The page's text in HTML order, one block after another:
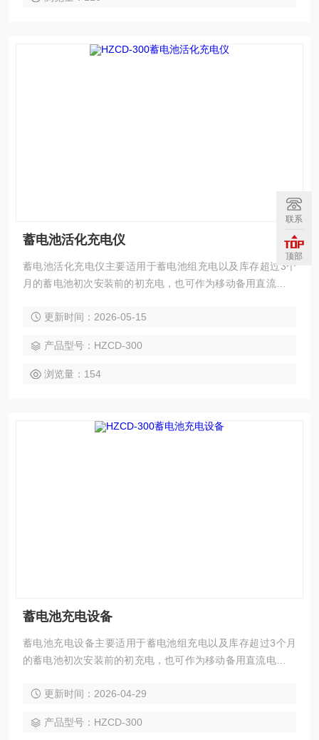
蓄电池活化充电仪
蓄电池活化充电仪主要适用于蓄电池组充电以及库存超过3个
月的蓄电池初次安装前的初充电，也可作为移动备用直流电源
面友好，是蓄电池维护工作的好助手
更新时间：2026-05-15
产品型号：HZCD-300
浏览量：154
蓄电池充电设备
蓄电池充电设备主要适用于蓄电池组充电以及库存超过3个月
的蓄电池初次安装前的初充电，也可作为移动备用直流电源车
友好，是蓄电池维护工作的好助手
更新时间：2026-04-29
产品型号：HZCD-300
联系
顶部